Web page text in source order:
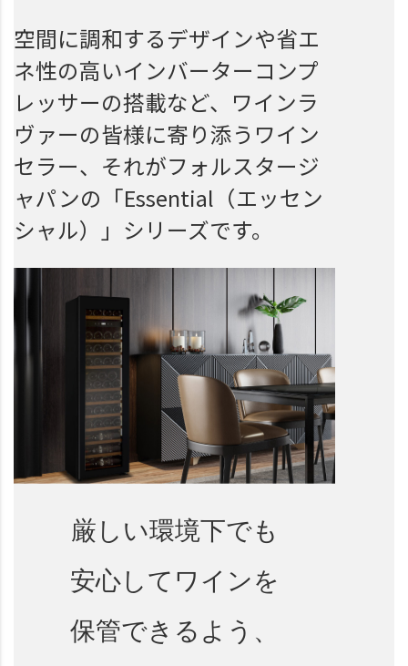
空間に調和するデザインや省エ
ネ性の高いインバーターコンプ
レッサーの搭載など、ワインラ
ヴァーの皆様に寄り添うワイン
セラー、それがフォルスタージ
ャパンの「Essential（エッセン
シャル）」シリーズです。
厳しい環境下でも
安心してワインを
保管できるよう、